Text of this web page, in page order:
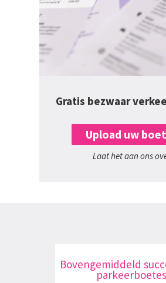
Gratis bezwaar
Upload uw
Laat het aan ons
Bovengemiddeld
parkeerboetes